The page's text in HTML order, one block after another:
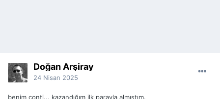
Doğan Arşiray
24 Nisan 2025
benim conti... kazandığım ilk parayla almıştım.